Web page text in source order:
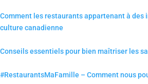
Comment les restaurants appartenant à des
culture canadienne
Conseils essentiels pour bien maîtriser les
#RestaurantsMaFamille – Comment nous